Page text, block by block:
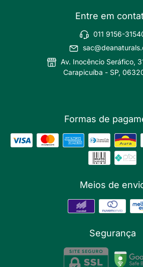
Entre em
011 9156-
Av. Inocêncio Seráfico,
Carapicuíba - SP,
Formas de
Meios de
Segurança